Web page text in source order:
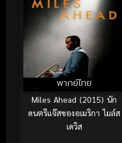
พากย์ไทย
Miles Ahead (2015) นัก
ดนตรีแจ๊สของอเมริกา ไมล์ส
เดวิส